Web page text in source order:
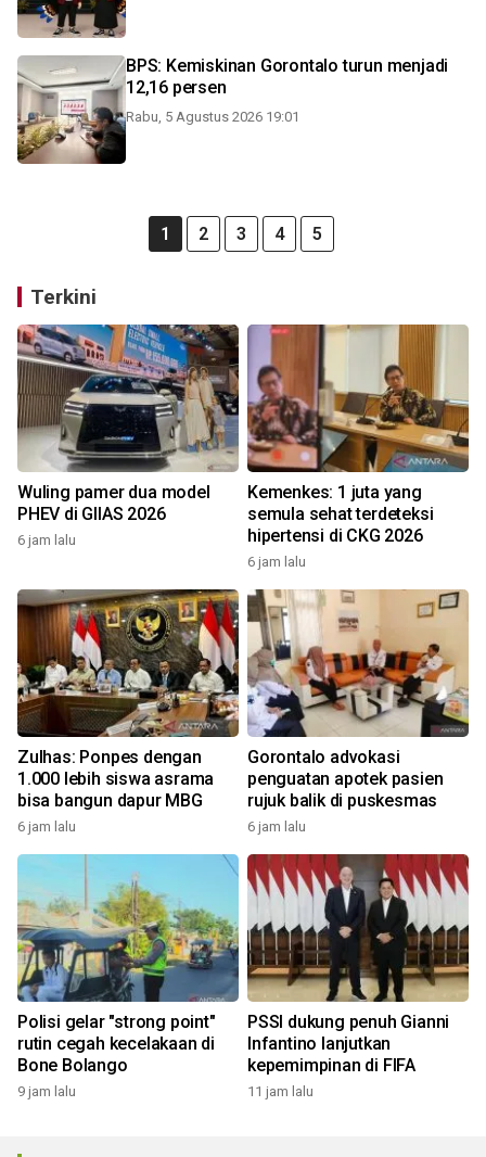
BPS: Kemiskinan Gorontalo turun menjadi
12,16 persen
Rabu, 5 Agustus 2026 19:01
1 2 3 4 5
Terkini
Wuling pamer dua model
PHEV di GIIAS 2026
6 jam lalu
Kemenkes: 1 juta yang
semula sehat terdeteksi
hipertensi di CKG 2026
6 jam lalu
Zulhas: Ponpes dengan
1.000 lebih siswa asrama
bisa bangun dapur MBG
6 jam lalu
Gorontalo advokasi
penguatan apotek pasien
rujuk balik di puskesmas
6 jam lalu
Polisi gelar "strong point"
rutin cegah kecelakaan di
Bone Bolango
9 jam lalu
PSSI dukung penuh Gianni
Infantino lanjutkan
kepemimpinan di FIFA
11 jam lalu